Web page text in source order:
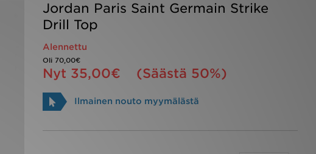
Jordan Paris Saint Germain Strike
Drill Top
Alennettu
Oli 70,00€
Nyt 35,00€ (Säästä 50%)
Ilmainen nouto myymälästä